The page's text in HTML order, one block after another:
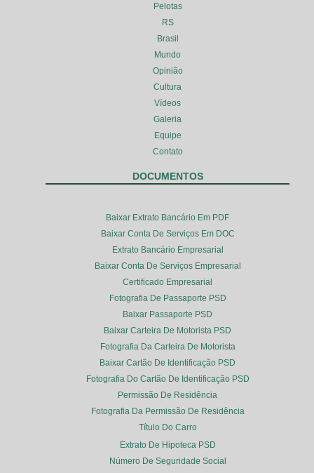
Pelotas
RS
Brasil
Mundo
Opinião
Cultura
Vídeos
Galeria
Equipe
Contato
DOCUMENTOS
Baixar Extrato Bancário Em PDF
Baixar Conta De Serviços Em DOC
Extrato Bancário Empresarial
Baixar Conta De Serviços Empresarial
Certificado Empresarial
Fotografia De Passaporte PSD
Baixar Passaporte PSD
Baixar Carteira De Motorista PSD
Fotografia Da Carteira De Motorista
Baixar Cartão De Identificação PSD
Fotografia Do Cartão De Identificação PSD
Permissão De Residência
Fotografia Da Permissão De Residência
Título Do Carro
Extrato De Hipoteca PSD
Número De Seguridade Social